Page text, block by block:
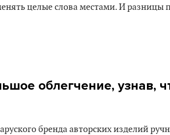
целые слова местами. И разницы
облегчение, узнав,
бренда авторских изделий